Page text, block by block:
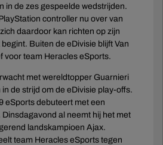
in de zes gespeelde wedstrijden.
controller nu over van
daardoor kan richten op zijn
Buiten de eDivisie blijft Van
voor team Heracles eSports.
met wereldtopper Guarnieri
de strijd om de eDivisie play-offs.
eSports debuteert met een
al neemt hij het met
landskampioen Ajax.
team Heracles eSports tegen